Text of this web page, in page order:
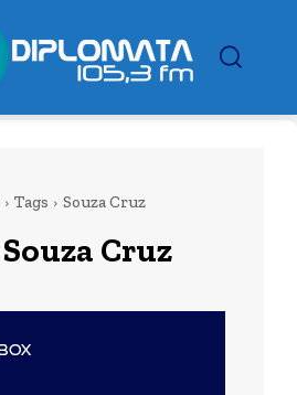
Tags Souza Cruz
Souza Cruz